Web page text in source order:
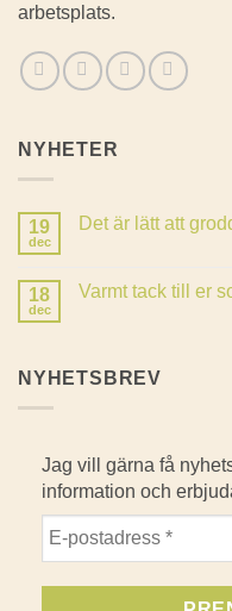
arbetsplats.
NYHETER
19
dec
Det är lätt att
Det
18
dec
Varmt tack till er
tack
NYHETSBREV
Jag vill gärna få
information och